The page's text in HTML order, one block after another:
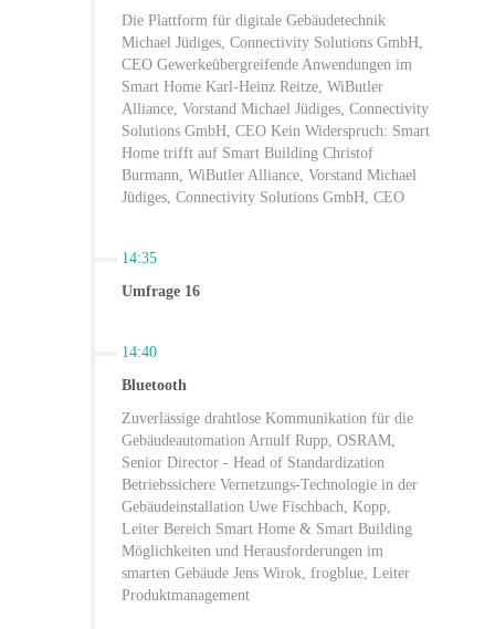
Die Plattform für digitale Gebäudetechnik
Michael Jüdiges, Connectivity Solutions GmbH,
CEO Gewerkeübergreifende Anwendungen im
Smart Home Karl-Heinz Reitze, WiButler
Alliance, Vorstand Michael Jüdiges, Connectivity
Solutions GmbH, CEO Kein Widerspruch: Smart
Home trifft auf Smart Building Christof
Burmann, WiButler Alliance, Vorstand Michael
Jüdiges, Connectivity Solutions GmbH, CEO
14:35
Umfrage 16
14:40
Bluetooth
Zuverlässige drahtlose Kommunikation für die
Gebäudeautomation Arnulf Rupp, OSRAM,
Senior Director - Head of Standardization
Betriebssichere Vernetzungs-Technologie in der
Gebäudeinstallation Uwe Fischbach, Kopp,
Leiter Bereich Smart Home & Smart Building
Möglichkeiten und Herausforderungen im
smarten Gebäude Jens Wirok, frogblue, Leiter
Produktmanagement